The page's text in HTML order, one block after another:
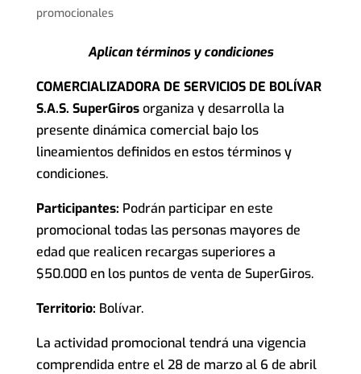
promocionales
Aplican términos y condiciones
COMERCIALIZADORA DE SERVICIOS DE BOLÍVAR
S.A.S. SuperGirosorganiza y desarrolla la
presente dinámica comercial bajo los
lineamientos definidos en estos términos y
condiciones.
Participantes: Podrán participar en este
promocional todas las personas mayores de
edad que realicen recargas superiores a
$50.000 en los puntos de venta de SuperGiros.
Territorio: Bolívar.
La actividad promocional tendrá una vigencia
comprendida entre el 28 de marzo al 6 de abril